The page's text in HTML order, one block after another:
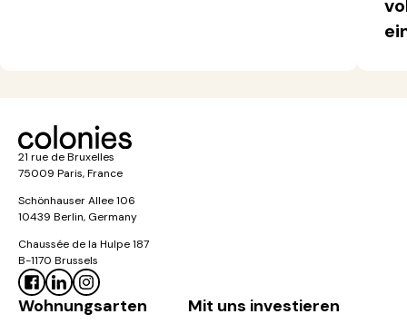
21 rue de Bruxelles
75009 Paris, France
Schönhauser Allee 106
10439 Berlin, Germany
Chaussée de la Hulpe 187
B-1170 Brussels
Wohnungsarten Mit uns investieren